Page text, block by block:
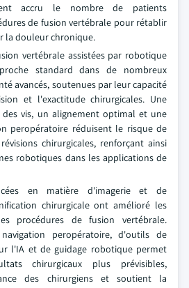
accru le nombre de patients
de fusion vertébrale pour rétablir
la douleur chronique.
vertébrale assistées par robotique
standard dans de nombreux
avancés, soutenues par leur capacité
et l'exactitude chirurgicales. Une
vis, un alignement optimal et une
peropératoire réduisent le risque de
chirurgicales, renforçant ainsi
robotiques dans les applications de
en matière d'imagerie et de
chirurgicale ont amélioré les
procédures de fusion vertébrale.
peropératoire, d'outils de
l'IA et de guidage robotique permet
chirurgicaux plus prévisibles,
des chirurgiens et soutient la